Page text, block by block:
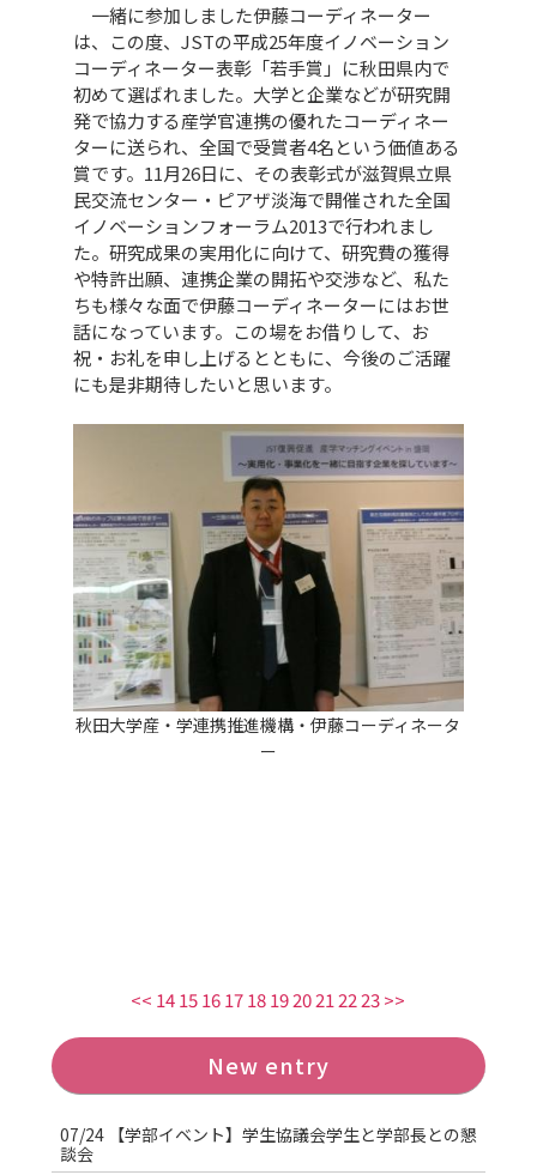
一緒に参加しました伊藤コーディネーター
は、この度、JSTの平成25年度イノベーション
コーディネーター表彰「若手賞」に秋田県内で
初めて選ばれました。大学と企業などが研究開
発で協力する産学官連携の優れたコーディネー
ターに送られ、全国で受賞者4名という価値ある
賞です。11月26日に、その表彰式が滋賀県立県
民交流センター・ピアザ淡海で開催された全国
イノベーションフォーラム2013で行われまし
た。研究成果の実用化に向けて、研究費の獲得
や特許出願、連携企業の開拓や交渉など、私た
ちも様々な面で伊藤コーディネーターにはお世
話になっています。この場をお借りして、お
祝・お礼を申し上げるとともに、今後のご活躍
にも是非期待したいと思います。
秋田大学産・学連携推進機構・伊藤コーディネータ
ー
<< 1415161718192021 22 23>>
New entry
07/24 【学部イベント】学生協議会学生と学部長との懇
談会